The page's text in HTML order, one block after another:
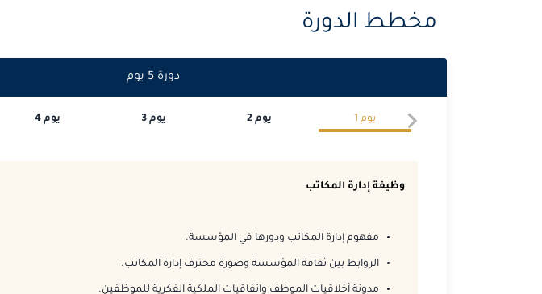
مخطط الدورة
دورة 5 يوم
يوم 1 يوم 2 يوم3 يوم4
وظيفة إدارة المكاتب
مفهوم إدارة المكاتب ودورها في المؤسسة.
الروابط بين ثقافة المؤسسة وصورة محترف إدارة المكاتب.
مدونة أخلاقيات الموظف واتفاقيات الملكية الفكرية للموظفين.